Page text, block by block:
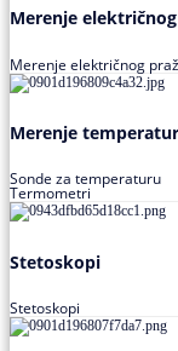
Merenje
Merenje električnog
Merenje
Sonde za temperaturu
Termometri
Stetoskopi
Stetoskopi